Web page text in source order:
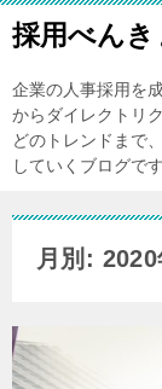
採用べん
企業の人事採用を
からダイレクトリ
どのトレンドまで
していくブログです
月別: 2020